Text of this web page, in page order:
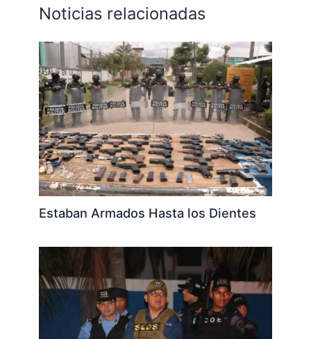
Noticias relacionadas
Estaban Armados Hasta los Dientes